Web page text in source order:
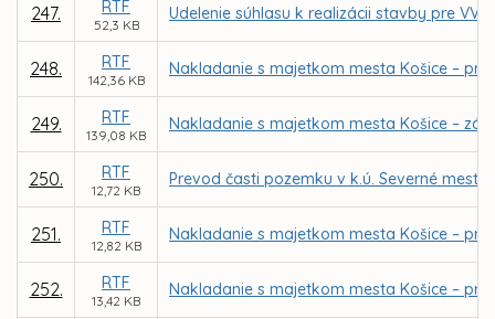
247. RTF
52,3 KB
Udelenie súhlasu k realizácii stavby pre
248. RTF
142,36 KB
Nakladanie s majetkom mesta Košice –
249. RTF
139,08 KB
Nakladanie s majetkom mesta Košice –
250. RTF
12,72 KB
Prevod časti pozemku v k.ú. Severné
251. RTF
12,82 KB
Nakladanie s majetkom mesta Košice –
252. RTF
13,42 KB
Nakladanie s majetkom mesta Košice –